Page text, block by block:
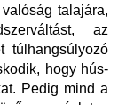
talajára,
az
túlhangsúlyozó
hogy hús-
Pedig mind a